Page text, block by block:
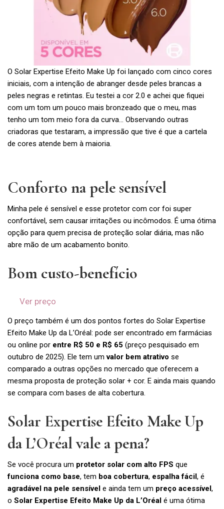
O Solar Expertise Efeito Make Up foi lançado com cinco cores
iniciais, com a intenção de abranger desde peles brancas a
peles negras e retintas. Eu testei a cor 2.0 e achei que fiquei
com um tom um pouco mais bronzeado que o meu, mas
tenho um tom meio fora da curva… Observando outras
criadoras que testaram, a impressão que tive é que a cartela
de cores atende bem à maioria.
Conforto na pele sensível
Minha pele é sensível e esse protetor com cor foi super
confortável, sem causar irritações ou incômodos. É uma ótima
opção para quem precisa de proteção solar diária, mas não
abre mão de um acabamento bonito.
Bom custo-benefício
Ver preço
O preço também é um dos pontos fortes do Solar Expertise
Efeito Make Up da L’Oréal: pode ser encontrado em farmácias
ou online por entre R$ 50 e R$ 65 (preço pesquisado em
outubro de 2025). Ele tem um valor bem atrativo se
comparado a outras opções no mercado que oferecem a
mesma proposta de proteção solar + cor. E ainda mais quando
se compara com bases de alta cobertura.
Solar Expertise Efeito Make Up
da L’Oréal vale a pena?
Se você procura um protetor solar com alto FPS que
funciona como base, tem boa cobertura, espalha fácil, é
agradável na pele sensível e ainda tem um preço acessível,
o Solar Expertise Efeito Make Up da L’Oréal é uma ótima